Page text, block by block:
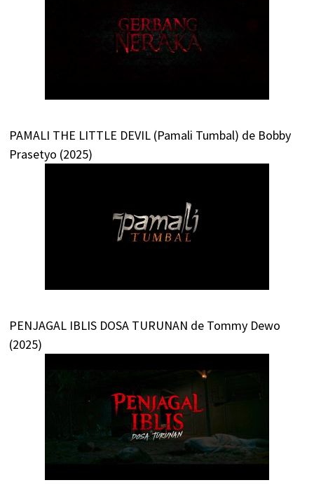
PAMALI THE LITTLE DEVIL (Pamali Tumbal) de Bobby
Prasetyo (2025)
PENJAGAL IBLIS DOSA TURUNAN de Tommy Dewo
(2025)